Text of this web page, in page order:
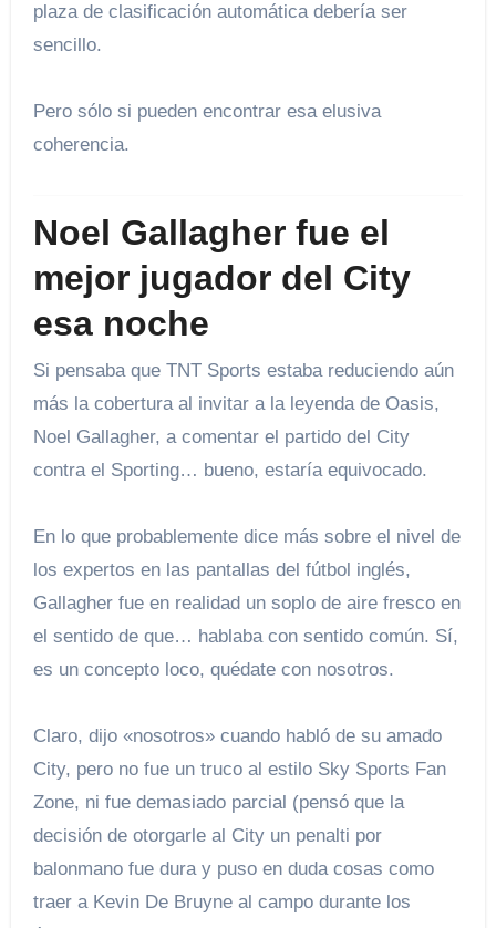
plaza de clasificación automática debería ser
sencillo.
Pero sólo si pueden encontrar esa elusiva
coherencia.
Noel Gallagher fue el
mejor jugador del City
esa noche
Si pensaba que TNT Sports estaba reduciendo aún
más la cobertura al invitar a la leyenda de Oasis,
Noel Gallagher, a comentar el partido del City
contra el Sporting… bueno, estaría equivocado.
En lo que probablemente dice más sobre el nivel de
los expertos en las pantallas del fútbol inglés,
Gallagher fue en realidad un soplo de aire fresco en
el sentido de que… hablaba con sentido común. Sí,
es un concepto loco, quédate con nosotros.
Claro, dijo «nosotros» cuando habló de su amado
City, pero no fue un truco al estilo Sky Sports Fan
Zone, ni fue demasiado parcial (pensó que la
decisión de otorgarle al City un penalti por
balonmano fue dura y puso en duda cosas como
traer a Kevin De Bruyne al campo durante los